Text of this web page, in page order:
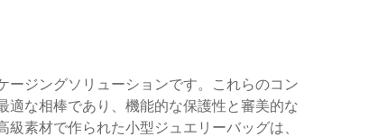
ジングソリューションです。これらのコン
な相棒であり、機能的な保護性と審美的な
素材で作られた小型ジュエリーバッグは、